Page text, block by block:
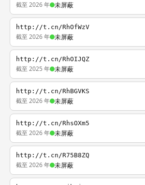
截至 2026 年 未屏蔽
http://t.cn/RhOfWzV
截至 2026 年 未屏蔽
http://t.cn/RhOIJQZ
截至 2025 年 未屏蔽
http://t.cn/RhBGVKS
截至 2026 年 未屏蔽
http://t.cn/RhsOXm5
截至 2026 年 未屏蔽
http://t.cn/R75B8ZQ
截至 2026 年 未屏蔽